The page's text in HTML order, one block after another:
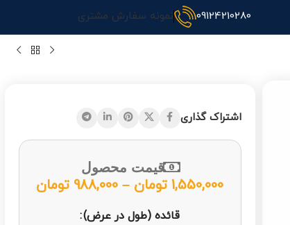
09124210280 نمونه سفارش مشتری
اشتراک گذاری
قیمت محصول
1,550,000 تومان –
988,000 تومان
قائده (طول در عرض)